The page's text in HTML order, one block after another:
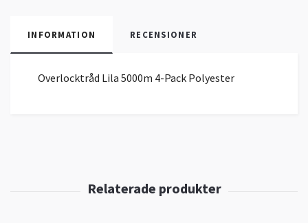
INFORMATION RECENSIONER
Overlocktråd Lila 5000m 4-Pack Polyester